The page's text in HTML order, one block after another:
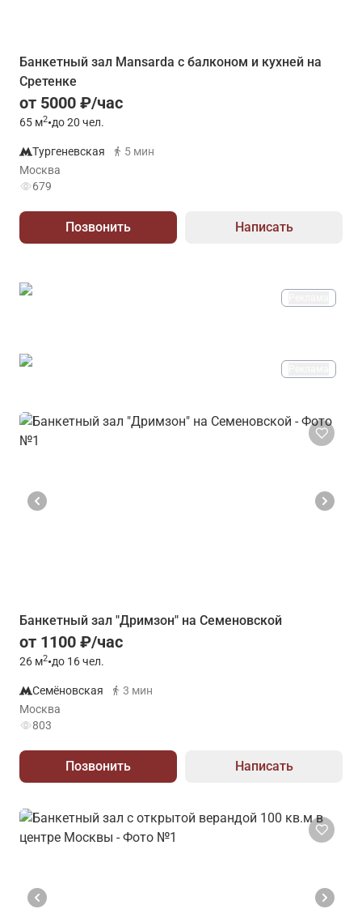
Банкетный зал Mansarda с балконом и кухней на
Сретенке
от 5000 ₽/час
65 м2•до 20 чел.
Тургеневская
5 мин
Москва
679
Позвонить Написать
Банкетный зал "Дримзон" на Семеновской
от 1100 ₽/час
26 м2•до 16 чел.
Семёновская
3 мин
Москва
803
Позвонить Написать